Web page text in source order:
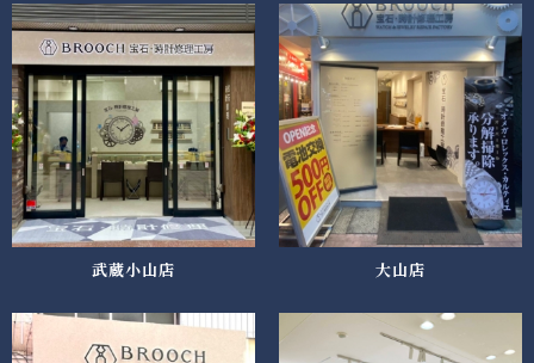
武蔵小山店 大山店